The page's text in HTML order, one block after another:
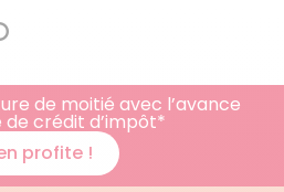
de moitié avec l’avance
crédit d’impôt*
profite !